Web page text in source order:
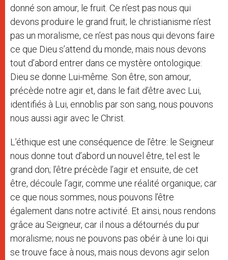
donné son amour, le fruit. Ce n’est pas nous qui
devons produire le grand fruit; le christianisme n’est
pas un moralisme, ce n’est pas nous qui devons faire
ce que Dieu s’attend du monde, mais nous devons
tout d’abord entrer dans ce mystère ontologique:
Dieu se donne Lui-même. Son être, son amour,
précède notre agir et, dans le fait d’être avec Lui,
identifiés à Lui, ennoblis par son sang, nous pouvons
nous aussi agir avec le Christ.
L’éthique est une conséquence de l’être: le Seigneur
nous donne tout d’abord un nouvel être, tel est le
grand don; l’être précède l’agir et ensuite, de cet
être, découle l’agir, comme une réalité organique; car
ce que nous sommes, nous pouvons l’être
également dans notre activité. Et ainsi, nous rendons
grâce au Seigneur, car il nous a détournés du pur
moralisme; nous ne pouvons pas obéir à une loi qui
se trouve face à nous, mais nous devons agir selon